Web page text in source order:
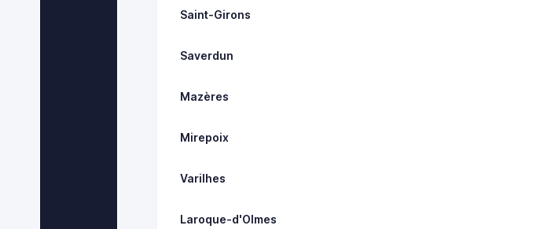
Saint-Girons
Saverdun
Mazères
Mirepoix
Varilhes
Laroque-d'Olmes